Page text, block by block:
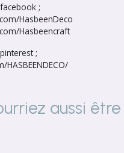
;
HasbeenDeco
Hasbeencraft
;
HASBEENDECO/
aussi